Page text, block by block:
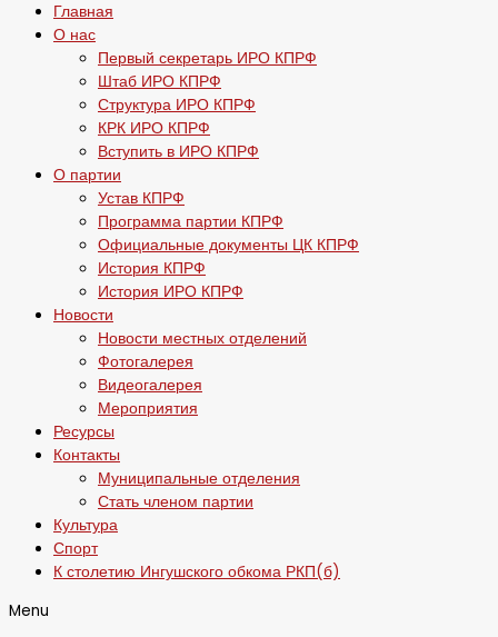
Главная
О нас
Первый секретарь ИРО КПРФ
Штаб ИРО КПРФ
Структура ИРО КПРФ
КРК ИРО КПРФ
Вступить в ИРО КПРФ
О партии
Устав КПРФ
Программа партии КПРФ
Официальные документы ЦК КПРФ
История КПРФ
История ИРО КПРФ
Новости
Новости местных отделений
Фотогалерея
Видеогалерея
Мероприятия
Ресурсы
Контакты
Муниципальные отделения
Стать членом партии
Культура
Спорт
К столетию Ингушского обкома РКП(б)
Menu